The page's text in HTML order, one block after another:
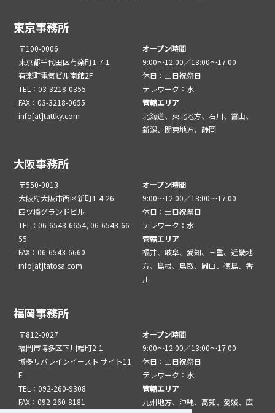
東京事務所
〒100-0006
東京都千代田区有楽町1-7-1
有楽町電気ビル南館2F
TEL：03-3218-0355
FAX：03-3218-0655
info[at]tattky.com
オープン時間
9:00～12:00／13:00～17:00
休日：土日祝祭日
テレワーク：水
管轄エリア
北海道、東北地方、石川、富山、
新潟、関東地方、静岡
大阪事務所
〒550-0013
大阪府大阪市西区新町1-4-26
四ツ橋グランドビル
TEL：06-6543-6654, 06-6543-66
55
FAX：06-6543-6660
info[at]tatosa.com
オープン時間
9:00～12:00／13:00～17:00
休日：土日祝祭日
テレワーク：水
管轄エリア
福井、岐阜、愛知、三重、近畿地
方、島根、鳥取、岡山、徳島、香
川
福岡事務所
〒812-0027
福岡市博多区下川端町2-1
博多リバレインイースト サイト11
F
TEL：092-260-9308
FAX：092-260-8181
オープン時間
9:00～12:00／13:00～17:00
休日：土日祝祭日
テレワーク：水
管轄エリア
九州地方、沖縄、高知、愛媛、広